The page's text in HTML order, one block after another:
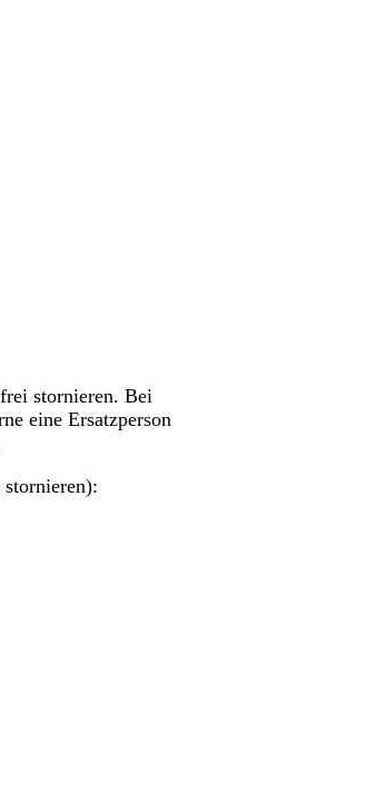
stornieren. Bei
eine Ersatzperson